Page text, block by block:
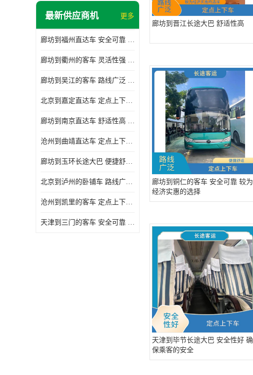
最新供应商机 更多
廊坊到福州直达车 安全可靠 确保有座位可用
廊坊到衢州的客车 灵活性强 提供多班次选择
廊坊到吴江的客车 路线广泛 确保乘客的安全
北京到嘉定直达车 定点上下车 确保有座位可用
廊坊到南京直达车 舒适性高 确保有座位可用
沧州到曲靖直达车 定点上下车 能够连接城市和乡村
廊坊到玉环长途大巴 便捷舒适 确保乘客的安全
北京到泸州的卧铺车 路线广泛 确保有座位可用
沧州到凯里的客车 定点上下车 满足多种出行需求
天津到三门的客车 安全可靠 提供多班次选择
廊坊到晋江长途大巴 舒适性高
廊坊到铜仁的客车 安全可靠 较为
经济实惠的选择
天津到毕节长途大巴 安全性好 确
保乘客的安全